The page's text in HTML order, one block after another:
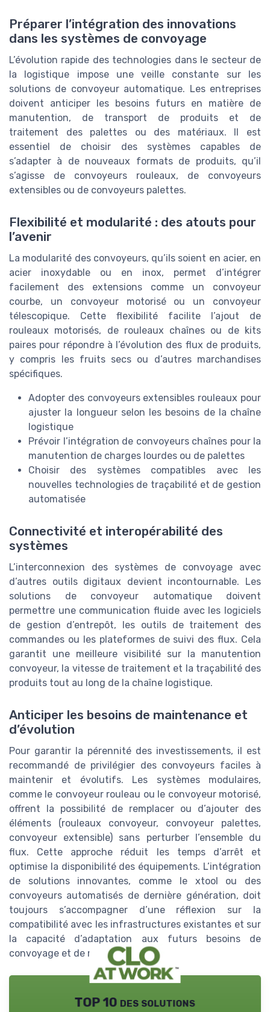
Préparer l’intégration des innovations
dans les systèmes de convoyage
L’évolution rapide des technologies dans le secteur de
la logistique impose une veille constante sur les
solutions de convoyeur automatique. Les entreprises
doivent anticiper les besoins futurs en matière de
manutention, de transport de produits et de
traitement des palettes ou des matériaux. Il est
essentiel de choisir des systèmes capables de
s’adapter à de nouveaux formats de produits, qu’il
s’agisse de convoyeurs rouleaux, de convoyeurs
extensibles ou de convoyeurs palettes.
Flexibilité et modularité : des atouts pour
l’avenir
La modularité des convoyeurs, qu’ils soient en acier, en
acier inoxydable ou en inox, permet d’intégrer
facilement des extensions comme un convoyeur
courbe, un convoyeur motorisé ou un convoyeur
télescopique. Cette flexibilité facilite l’ajout de
rouleaux motorisés, de rouleaux chaînes ou de kits
paires pour répondre à l’évolution des flux de produits,
y compris les fruits secs ou d’autres marchandises
spécifiques.
Adopter des convoyeurs extensibles rouleaux pour
ajuster la longueur selon les besoins de la chaîne
logistique
Prévoir l’intégration de convoyeurs chaînes pour la
manutention de charges lourdes ou de palettes
Choisir des systèmes compatibles avec les
nouvelles technologies de traçabilité et de gestion
automatisée
Connectivité et interopérabilité des
systèmes
L’interconnexion des systèmes de convoyage avec
d’autres outils digitaux devient incontournable. Les
solutions de convoyeur automatique doivent
permettre une communication fluide avec les logiciels
de gestion d’entrepôt, les outils de traitement des
commandes ou les plateformes de suivi des flux. Cela
garantit une meilleure visibilité sur la manutention
convoyeur, la vitesse de traitement et la traçabilité des
produits tout au long de la chaîne logistique.
Anticiper les besoins de maintenance et
d’évolution
Pour garantir la pérennité des investissements, il est
recommandé de privilégier des convoyeurs faciles à
maintenir et évolutifs. Les systèmes modulaires,
comme le convoyeur rouleau ou le convoyeur motorisé,
offrent la possibilité de remplacer ou d’ajouter des
éléments (rouleaux convoyeur, convoyeur palettes,
convoyeur extensible) sans perturber l’ensemble du
flux. Cette approche réduit les temps d’arrêt et
optimise la disponibilité des équipements. L’intégration
de solutions innovantes, comme le xtool ou des
convoyeurs automatisés de dernière génération, doit
toujours s’accompagner d’une réflexion sur la
compatibilité avec les infrastructures existantes et sur
la capacité d’adaptation aux futurs besoins de
convoyage et de manutention.
TOP 10 des solutions